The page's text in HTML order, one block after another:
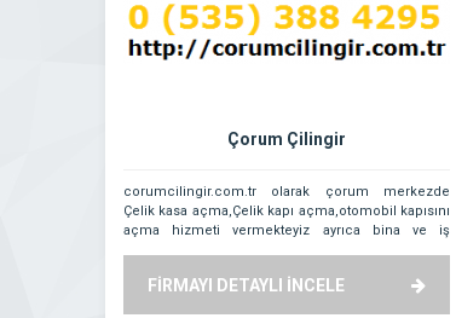
Çorum Çilingir
corumcilingir.com.tr olarak çorum merkezde
Çelik kasa açma,Çelik kapı açma,otomobil kapısını
açma hizmeti vermekteyiz ayrıca bina ve iş
eskizara çorum çilingir merkezdeki.
FİRMAYI DETAYLI İNCELE